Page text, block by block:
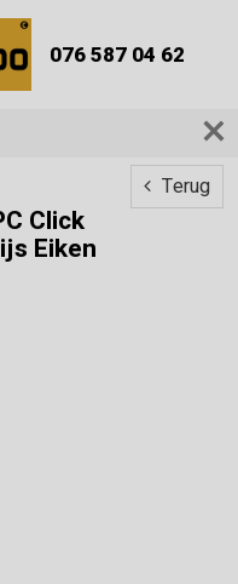
076 587 04 62
Terug
Click
Eiken